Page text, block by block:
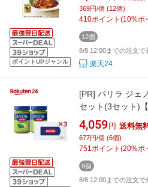
ポイントUPジャンル
369円/個 (12個)
410ポイント (10%ポ
12個
8/8 12:00までの注文で
楽天24
[PR] バリラ ジェ
セット(3セット)
4,059 円 送料無
677円/個 (6個)
751ポイント (20%ポ
6個
8/8 12:00までの注文で